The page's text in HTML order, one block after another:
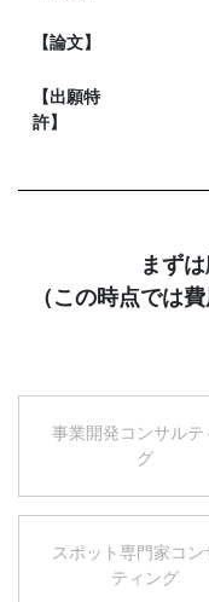
【論文】
【出願特
許】
まず
（この時点では
事業開発コンサルテ
グ
スポット専門家コン
ティング